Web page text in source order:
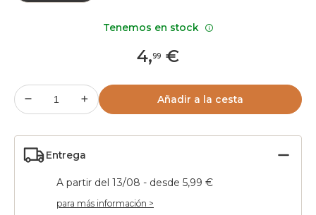
4,99 €
Añadir a la cesta
Entrega
A partir del 13/08 - desde 5,99 €
para más información >